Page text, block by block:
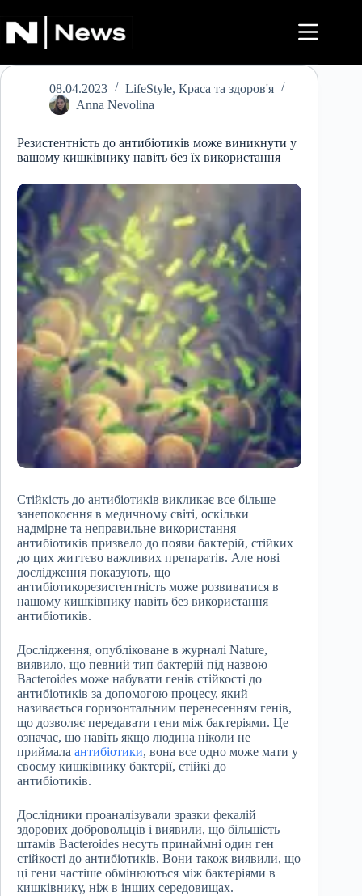
до
вмісту
08.04.2023 LifeStyle, Краса та здоров'я
Anna Nevolina
Резистентність до антибіотиків може виникнути у
вашому кишківнику навіть без їх використання
Стійкість до антибіотиків викликає все більше
занепокоєння в медичному світі, оскільки
надмірне та неправильне використання
антибіотиків призвело до появи бактерій, стійких
до цих життєво важливих препаратів. Але нові
дослідження показують, що
антибіотикорезистентність може розвиватися в
нашому кишківнику навіть без використання
антибіотиків.
Дослідження, опубліковане в журналі Nature,
виявило, що певний тип бактерій під назвою
Bacteroides може набувати генів стійкості до
антибіотиків за допомогою процесу, який
називається горизонтальним перенесенням генів,
що дозволяє передавати гени між бактеріями. Це
означає, що навіть якщо людина ніколи не
приймала антибіотики, вона все одно може мати у
своєму кишківнику бактерії, стійкі до
антибіотиків.
Дослідники проаналізували зразки фекалій
здорових добровольців і виявили, що більшість
штамів Bacteroides несуть принаймні один ген
стійкості до антибіотиків. Вони також виявили, що
ці гени частіше обмінюються між бактеріями в
кишківнику, ніж в інших середовищах.